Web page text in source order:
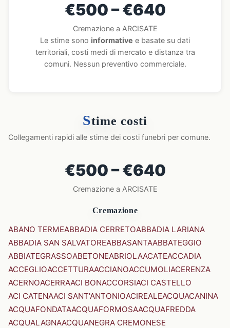
€500 – €640
Cremazione a ARCISATE
Le stime sono informative e basate su dati
territoriali, costi medi di mercato e distanza tra
comuni. Nessun preventivo commerciale.
Stime costi
Collegamenti rapidi alle stime dei costi funebri per comune.
€500 – €640
Cremazione a ARCISATE
Cremazione
ABANO TERMEABBADIA CERRETOABBADIA LARIANA
ABBADIA SAN SALVATOREABBASANTAABBATEGGIO
ABBIATEGRASSOABETONEABRIOLAACATEACCADIA
ACCEGLIOACCETTURAACCIANOACCUMOLIACERENZA
ACERNOACERRAACI BONACCORSIACI CASTELLO
ACI CATENAACI SANT'ANTONIOACIREALEACQUACANINA
ACQUAFONDATAACQUAFORMOSAACQUAFREDDA
ACQUALAGNAACQUANEGRA CREMONESE